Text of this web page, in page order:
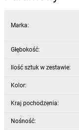
Marka:
Głębokość:
Ilość sztuk w zestawie:
Kolor:
Kraj pochodzenia:
Nośność: